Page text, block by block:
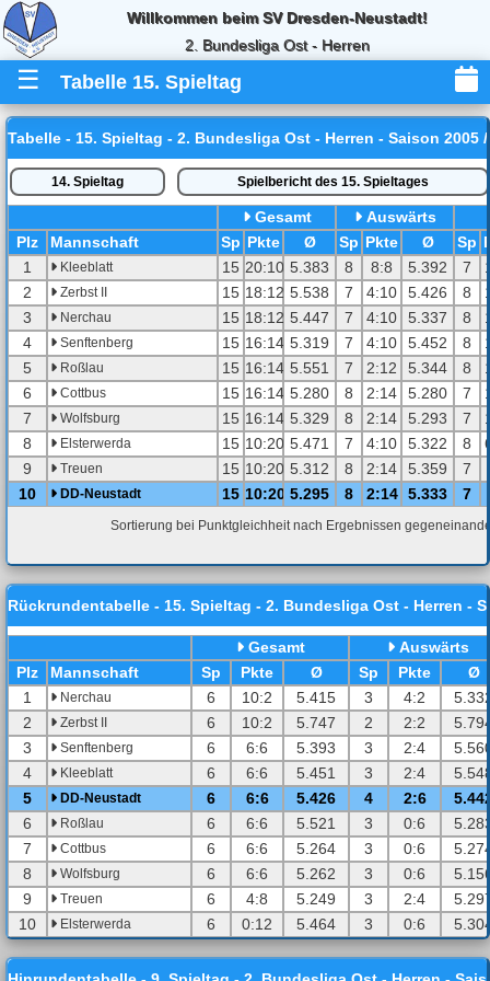
Willkommen beim SV Dresden-Neustadt!
2. Bundesliga Ost - Herren
☰ Tabelle 15. Spieltag
Tabelle - 15. Spieltag - 2. Bundesliga Ost - Herren - Saison 2005 /
14. Spieltag Spielbericht des 15. Spieltages
Gesamt
Auswärts
Plz Mannschaft Sp Pkte Ø Sp Pkte Ø Sp
1
Kleeblatt 15 20:10 5.383 8 8:8 5.392 7
2
Zerbst II 15 18:12 5.538 7 4:10 5.426 8
3
Nerchau 15 18:12 5.447 7 4:10 5.337 8
4
Senftenberg 15 16:14 5.319 7 4:10 5.452 8
5
Roßlau 15 16:14 5.551 7 2:12 5.344 8
6
Cottbus 15 16:14 5.280 8 2:14 5.280 7
7
Wolfsburg 15 16:14 5.329 8 2:14 5.293 7
8
Elsterwerda 15 10:20 5.471 7 4:10 5.322 8
9
Treuen 15 10:20 5.312 8 2:14 5.359 7
10
DD-Neustadt 15 10:20 5.295 8 2:14 5.333 7
Sortierung bei Punktgleichheit nach Ergebnissen
Rückrundentabelle - 15. Spieltag - 2. Bundesliga Ost - Herren -
Gesamt
Auswärts
Plz Mannschaft Sp Pkte Ø Sp Pkte
Ø
1
Nerchau 6 10:2 5.415 3 4:2
2
Zerbst II 6 10:2 5.747 2 2:2
3
Senftenberg 6 6:6 5.393 3 2:4
4
Kleeblatt 6 6:6 5.451 3 2:4
5
DD-Neustadt 6 6:6 5.426 4 2:6
6
Roßlau 6 6:6 5.521 3 0:6
7
Cottbus 6 6:6 5.264 3 0:6
8
Wolfsburg 6 6:6 5.262 3 0:6
9
Treuen 6 4:8 5.249 3 2:4
10
Elsterwerda 6 0:12 5.464 3 0:6